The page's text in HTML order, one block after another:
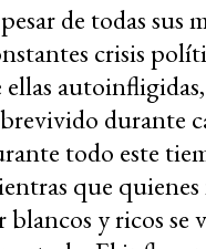
de todas sus
crisis
ellas
durante
todo este
que
blancos y ricos se